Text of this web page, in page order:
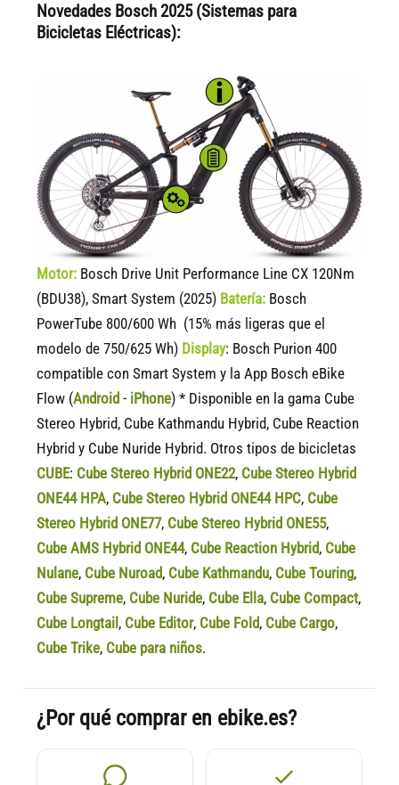
Novedades Bosch 2025 (Sistemas para
Bicicletas Eléctricas):
Motor: Bosch Drive Unit Performance Line CX 120Nm
(BDU38), Smart System (2025) Batería: Bosch
PowerTube 800/600 Wh (15% más ligeras que el
modelo de 750/625 Wh) Display: Bosch Purion 400
compatible con Smart System y la App Bosch eBike
Flow (Android - iPhone) * Disponible en la gama Cube
Stereo Hybrid, Cube Kathmandu Hybrid, Cube Reaction
Hybrid y Cube Nuride Hybrid. Otros tipos de bicicletas
CUBE: Cube Stereo Hybrid ONE22, Cube Stereo Hybrid
ONE44 HPA, Cube Stereo Hybrid ONE44 HPC, Cube
Stereo Hybrid ONE77, Cube Stereo Hybrid ONE55,
Cube AMS Hybrid ONE44, Cube Reaction Hybrid, Cube
Nulane, Cube Nuroad, Cube Kathmandu, Cube Touring,
Cube Supreme, Cube Nuride, Cube Ella, Cube Compact,
Cube Longtail , Cube Editor, Cube Fold, Cube Cargo,
Cube Trike, Cube para niños.
¿Por qué comprar en ebike.es?